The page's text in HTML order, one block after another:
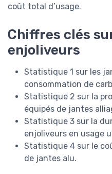
coût total d’usage.
Chiffres clés
enjoliveurs
Statistique 1 sur les
consommation de
Statistique 2 sur la
équipés de jantes
Statistique 3 sur la
enjoliveurs en usage
Statistique 4 sur le
de jantes alu.